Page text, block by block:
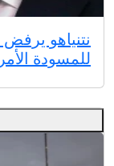
نتنياهو
للمسودة